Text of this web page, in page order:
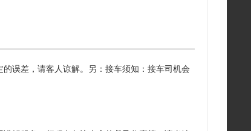
误差，请客人谅解。另：接车须知：接车司机会